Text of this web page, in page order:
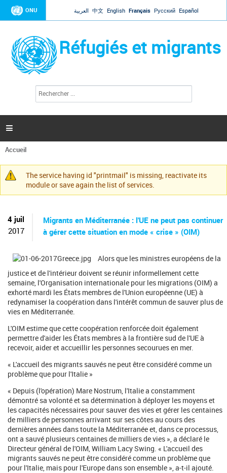
Jump to navigation
ONU العربية 中文 English Français Русский Español
Réfugiés et migrants
l
c
h

Vous
êtes
ici
Accueil
Message
d'avertissement
The service having id "printmail" is missing, reactivate its
module or save again the list of services.
4 juil
2017
Migrants en Méditerranée : l'UE ne peut pas continuer
à gérer cette situation en mode « crise » (OIM)
Alors que les ministres européens de la
justice et de l'intérieur doivent se réunir informellement cette
semaine, l'Organisation internationale pour les migrations (OIM) a
exhorté mardi les États membres de l'Union européenne (UE) à
redynamiser la coopération dans l'intérêt commun de sauver plus de
vies en Méditerranée.
L'OIM estime que cette coopération renforcée doit également
permettre d'aider les États membres à la frontière sud de l'UE à
recevoir, aider et accueillir les personnes secourues en mer.
« L'accueil des migrants sauvés ne peut être considéré comme un
problème que pour l'Italie »
« Depuis (l'opération) Mare Nostrum, l'Italie a constamment
démontré sa volonté et sa détermination à déployer les moyens et
les capacités nécessaires pour sauver des vies et gérer les centaines
de milliers de personnes arrivant sur ses côtes au cours des
dernières années dans toute la Méditerranée et, dans ce processus,
ont a sauvé plusieurs centaines de milliers de vies », a déclaré le
Directeur général de l'OIM, William Lacy Swing. « L'accueil des
migrants sauvés ne peut être considéré comme un problème que
pour l'Italie, mais pour l'Europe dans son ensemble », a-t-il ajouté.